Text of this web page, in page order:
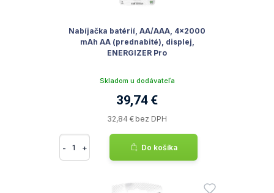
Nabíjačka batérií, AA/AAA, 4x2000
mAh AA (prednabité), displej,
ENERGIZER Pro
Skladom u dodávateľa
39,74 €
32,84 € bez DPH
- + Do košíka